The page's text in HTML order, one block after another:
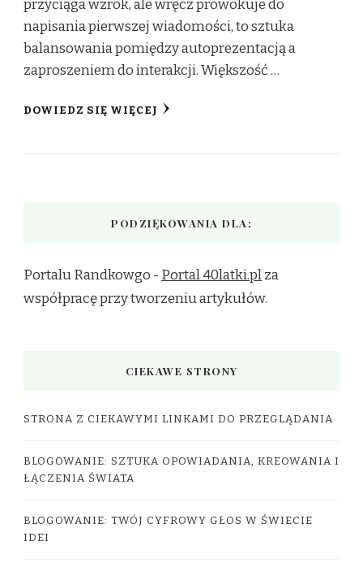
przyciąga wzrok, ale wręcz prowokuje do
napisania pierwszej wiadomości, to sztuka
balansowania pomiędzy autoprezentacją a
zaproszeniem do interakcji. Większość …
DOWIEDZ SIĘ WIĘCEJ
PODZIĘKOWANIA DLA:
Portalu Randkowgo - Portal 40latki.plza
współpracę przy tworzeniu artykułów.
CIEKAWE STRONY
STRONA Z CIEKAWYMI LINKAMI DO PRZEGLĄDANIA
BLOGOWANIE: SZTUKA OPOWIADANIA, KREOWANIA I
ŁĄCZENIA ŚWIATA
BLOGOWANIE: TWÓJ CYFROWY GŁOS W ŚWIECIE
IDEI